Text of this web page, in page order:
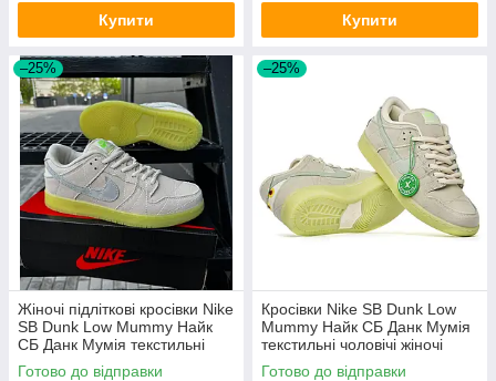
Купити Купити
–25%
Жіночі підліткові кросівки Nike
SB Dunk Low Mummy Найк
СБ Данк Мумія текстильні
Готово до відправки
–25%
Кросівки Nike SB Dunk Low
Mummy Найк СБ Данк Мумія
текстильні чоловічі жіночі
підліткові
Готово до відправки